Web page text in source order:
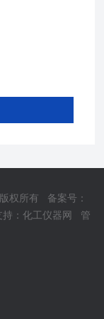
权所有 备案号：
：化工仪器网
管